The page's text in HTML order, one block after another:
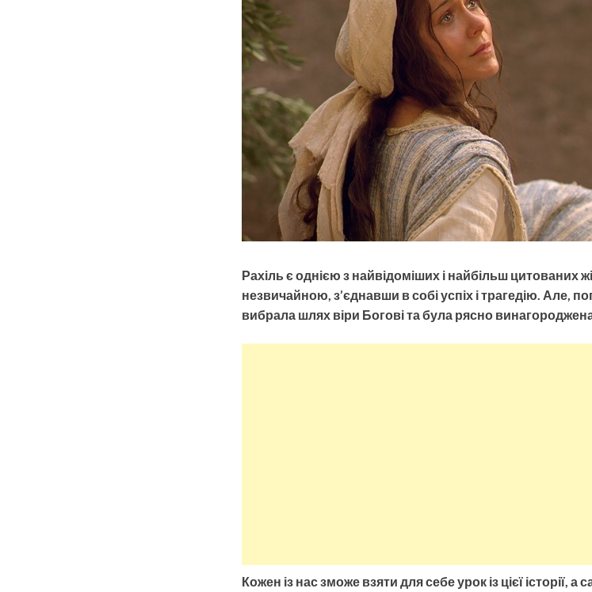
Рахіль є однією з найвідоміших і найбільш цитованих
незвичайною, з’єднавши в собі успіх і трагедію. Але,
вибрала шлях віри Богові та була рясно
Кожен із нас зможе взяти для себе урок із цієї історії,